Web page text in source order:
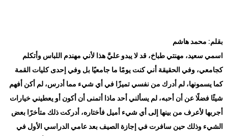
بقلم: محمد هاشم
اسمي سعيد، مهنتي طباخ، قد لا يبدو عليَّ هذا لأني مهندم اللباس وأتكلم
كجامعي، وفي الحقيقة أني كنت يومًا ما جامعيًا بل وفي إحدى كليات القمة
كما يسمونها، لم أدرك من نفسي تميزًا في أي شيء مما أدرس، لم أكن أفهم
شيئًا فضلًا عن أن أحبه، لم يسألني أحد ماذا أتمنى أن أكون أو يعطيني خيارات
أجربها لأعرف من بينها إلى أي شيء أميل فأختاره، أدركت ذلك متأخرًا بعض
الشيء وذلك حين سافرت في إجازة الصيف بعد عامي الدراسي الأول في